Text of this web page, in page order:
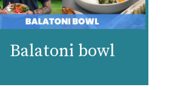
Balatoni bowl